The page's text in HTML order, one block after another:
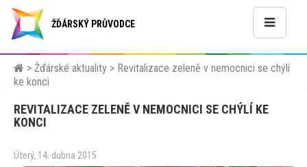
ŽĎÁRSKÝ PRŮVODCE
> Žďárské aktuality > Revitalizace zeleně v nemocnici se chýlí
ke konci
REVITALIZACE ZELENĚ V NEMOCNICI SE CHÝLÍ KE
KONCI
Úterý, 14. dubna 2015